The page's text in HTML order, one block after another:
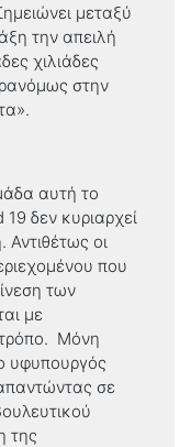
μεταξύ
την απειλή
χιλιάδες
στην
αυτή το
δεν κυριαρχεί
οι
που
των
με
τρόπο. Μόνη
υφυπουργός
σε
της